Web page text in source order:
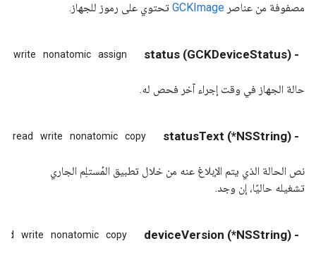
مصفوفة من عناصر GCKImage تحتوي على رموز للجهاز.
- (GCKDeviceStatus) status
write nonatomic assign
حالة الجهاز في وقت إجراء آخر فحص له.
- (NSString*) statusText
read write nonatomic copy
نص الحالة الذي يتم الإبلاغ عنه من خلال تطبيق المُستلِم الجاري
تشغيله حاليًا، إن وجد.
- (NSString*) deviceVersion
write nonatomic copy